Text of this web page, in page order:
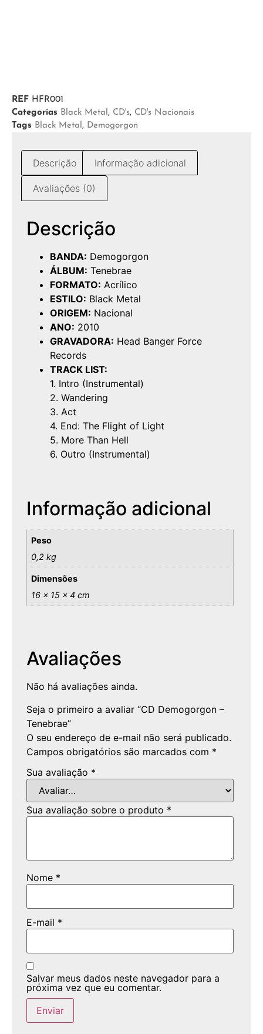
REF HFR001
Categorias Black Metal , CD's, CD's Nacionais
Tags Black Metal , Demogorgon
Descrição Informação adicional
Avaliações (0)
Descrição
BANDA: Demogorgon
ÁLBUM: Tenebrae
FORMATO: Acrílico
ESTILO: Black Metal
ORIGEM: Nacional
ANO: 2010
GRAVADORA: Head Banger Force
Records
TRACK LIST:
1. Intro (Instrumental)
2. Wandering
3. Act
4. End: The Flight of Light
5. More Than Hell
6. Outro (Instrumental)
Informação adicional
Peso
0,2 kg
Dimensões
16 × 15 × 4 cm
Avaliações
Não há avaliações ainda.
Seja o primeiro a avaliar “CD Demogorgon –
Tenebrae”
O seu endereço de e-mail não será publicado.
Campos obrigatórios são marcados com *
Sua avaliação *
Sua avaliação sobre o produto *
Nome *
E-mail *
Salvar meus dados neste navegador para a
próxima vez que eu comentar.